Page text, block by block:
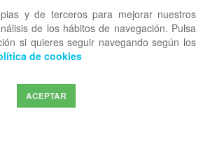
y de terceros para mejorar nuestros
de los hábitos de navegación. Pulsa
si quieres seguir navegando según los
de cookies
ACEPTAR